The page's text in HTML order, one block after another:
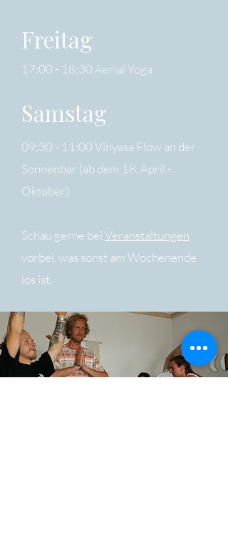
Freitag
17:00 - 18:30 Aerial Yoga
Samstag
09:30 - 11:00 Vinyasa Flow an der
Sonnenbar (ab dem 18. April -
Oktober)​​​​​
Schau gerne beiVeranstaltungen
vorbei, was sonst am Wochenende
los ist.